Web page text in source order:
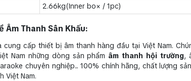
2.66kg(Inner bo× / 1pc)
Thanh Sân Khấu:
cung cấp thiết bị âm thanh hàng đầu tại Việt Nam.
Nam những dòng sản phẩm âm thanh hội trường,
chuyên nghiệp... 100% chính hãng, chất lượng
Việt Nam.